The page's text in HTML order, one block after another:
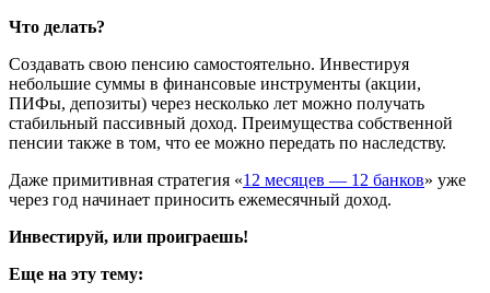
Что делать?
Создавать свою пенсию самостоятельно. Инвестируя
небольшие суммы в финансовые инструменты (акции,
ПИФы, депозиты) через несколько лет можно получать
стабильный пассивный доход. Преимущества собственной
пенсии также в том, что ее можно передать по наследству.
Даже примитивная стратегия «12 месяцев — 12 банков» уже
через год начинает приносить ежемесячный доход.
Инвестируй, или проиграешь!
Еще на эту тему: